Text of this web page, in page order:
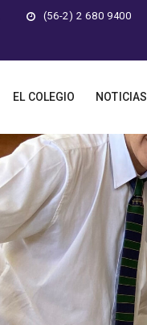
(56-2) 2 680 9400
EL COLEGIO NOTICIAS